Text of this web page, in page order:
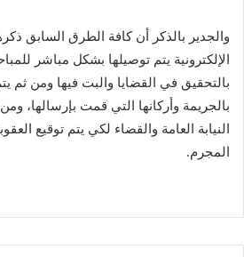
والجدير بالذكر أن كافة الطرق السابق
الإلكترونية يتم توصيلها بشكل مباشر
بالتحقيق في القضايا والبت فيها ومن ثم
بالجريمة وأركانها التي قمت بإرسالها،
النيابة العامة والقضاء لكي يتم توقيع
المجرم.